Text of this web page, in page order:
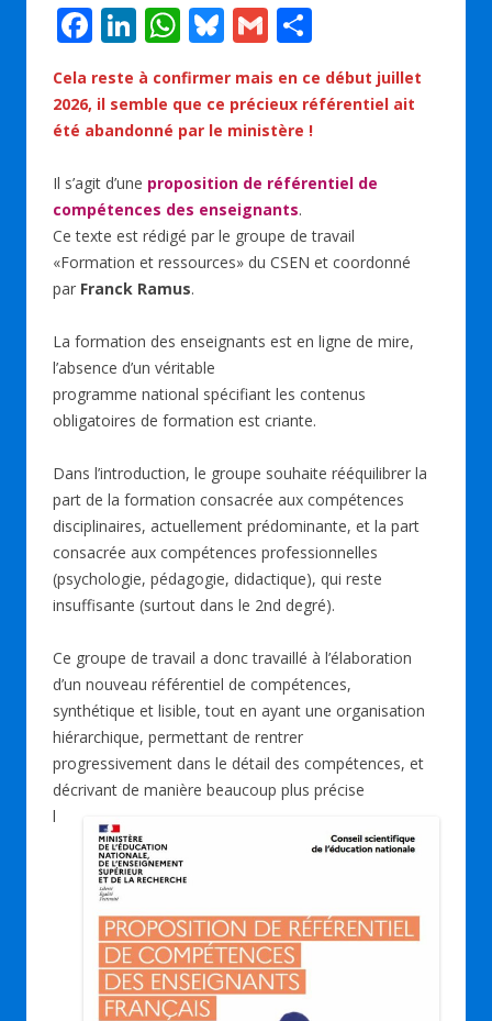
F
ac
e
b
o
o
k
Li
n
k
e
n
W
h
at
s
p
p
Bl
e
sk
G
ai
l
ar
ta
g
er
Cela reste à confirmer mais en ce début juillet
2026, il semble que ce précieux référentiel ait
été abandonné par le ministère !
Il s’agit d’une proposition de référentiel de
compétences des enseignants.
Ce texte est rédigé par le groupe de travail
«Formation et ressources» du CSEN et coordonné
par Franck Ramus.
La formation des enseignants est en ligne de mire,
l’absence d’un véritable
programme national spécifiant les contenus
obligatoires de formation est criante.
Dans l’introduction, le groupe souhaite rééquilibrer la
part de la formation consacrée aux compétences
disciplinaires, actuellement prédominante, et la part
consacrée aux compétences professionnelles
(psychologie, pédagogie, didactique), qui reste
insuffisante (surtout dans le 2nd degré).
Ce groupe de travail a donc travaillé à l’élaboration
d’un nouveau référentiel de compétences,
synthétique et lisible, tout en ayant une organisation
hiérarchique, permettant de rentrer
progressivement dans le détail des compétences, et
décrivant de manière beaucoup plus précise
l